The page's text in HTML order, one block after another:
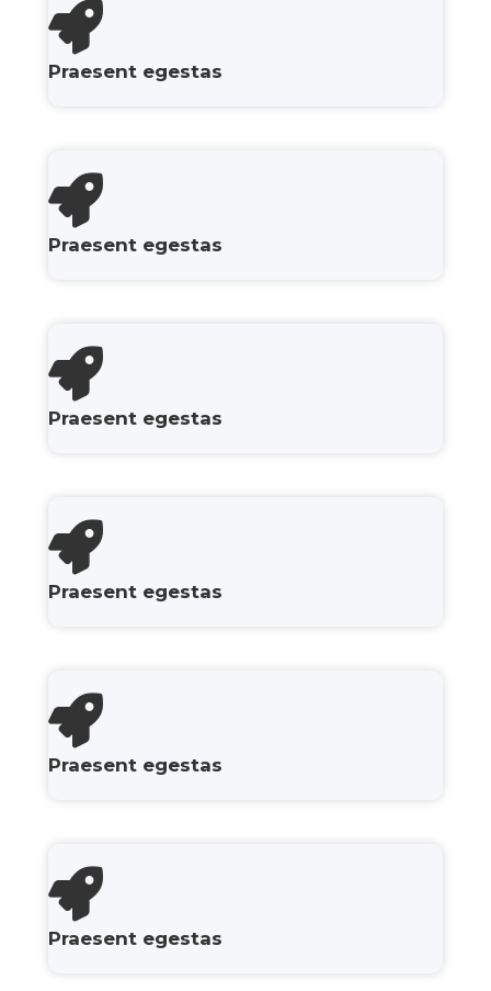
Praesent egestas
Praesent egestas
Praesent egestas
Praesent egestas
Praesent egestas
Praesent egestas